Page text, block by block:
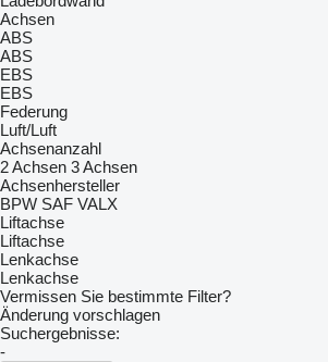
Achsen
ABS
ABS
EBS
EBS
Federung
Luft/Luft
Achsenanzahl
2 Achsen 3 Achsen
Achsenhersteller
BPW SAF VALX
Liftachse
Liftachse
Lenkachse
Lenkachse
Vermissen Sie bestimmte Filter?
Änderung vorschlagen
Suchergebnisse:
-